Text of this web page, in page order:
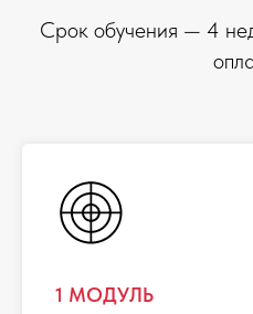
Срок обучения — 4
1 МОДУЛЬ